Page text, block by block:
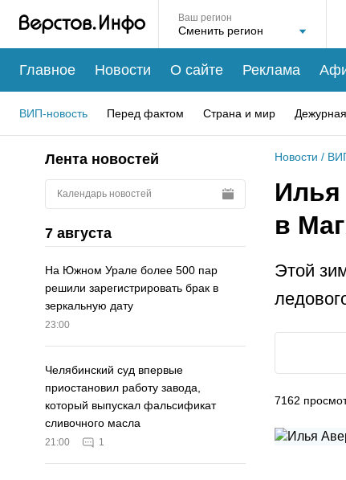
Ваш регион
Главное Новости О сайте Реклама
ВИП-новость Перед фактом Страна и мир
Лента новостей
Календарь новостей
7 августа
На Южном Урале более 500 пар
решили зарегистрировать брак в
зеркальную дату
23:00
Челябинский суд впервые
приостановил работу завода,
который выпускал фальсификат
сливочного масла
21:00 1
Новости /
Илья
в
Этой
7162